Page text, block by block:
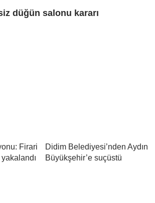
düğün salonu kararı
Firari
yakalandı
Didim Belediyesi’nden Aydın
Büyükşehir’e suçüstü